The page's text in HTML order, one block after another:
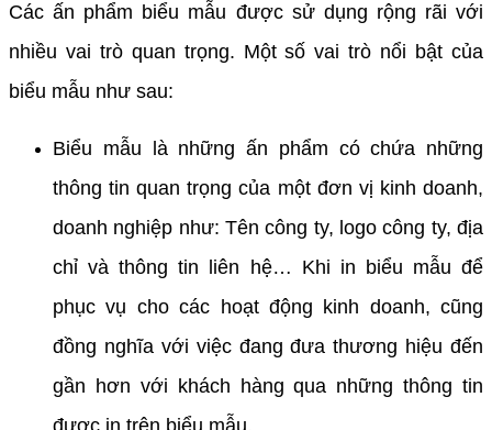
Các ấn phẩm biểu mẫu được sử dụng rộng rãi với
nhiều vai trò quan trọng. Một số vai trò nổi bật của
biểu mẫu như sau:
Biểu mẫu là những ấn phẩm có chứa những
thông tin quan trọng của một đơn vị kinh doanh,
doanh nghiệp như: Tên công ty, logo công ty, địa
chỉ và thông tin liên hệ… Khi in biểu mẫu để
phục vụ cho các hoạt động kinh doanh, cũng
đồng nghĩa với việc đang đưa thương hiệu đến
gần hơn với khách hàng qua những thông tin